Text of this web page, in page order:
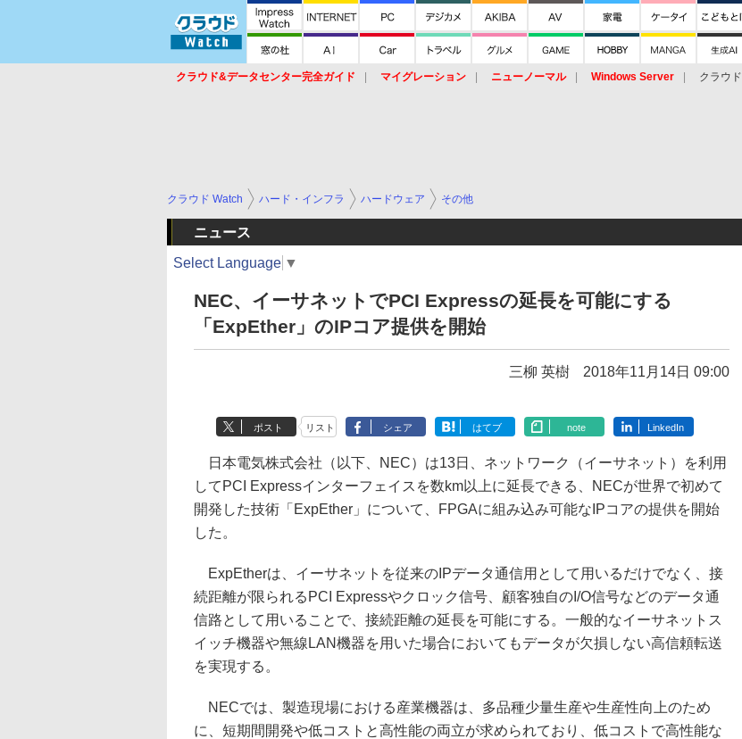
クラウド&データセンター完全ガイド マイグレーション ニューノーマル Windows Server クラウド
クラウド Watch ハード・インフラ ハードウェア その他
ニュース
Select Language ▼
NEC、イーサネットでPCI Expressの延長を可能にする
「ExpEther」のIPコア提供を開始
三柳 英樹 2018年11月14日 09:00
ポスト リスト シェア はてブ note LinkedIn
日本電気株式会社（以下、NEC）は13日、ネットワーク（イーサネット）を利用
してPCI Expressインターフェイスを数km以上に延長できる、NECが世界で初めて
開発した技術「ExpEther」について、FPGAに組み込み可能なIPコアの提供を開始
した。
ExpEtherは、イーサネットを従来のIPデータ通信用として用いるだけでなく、接
続距離が限られるPCI Expressやクロック信号、顧客独自のI/O信号などのデータ通
信路として用いることで、接続距離の延長を可能にする。一般的なイーサネットス
イッチ機器や無線LAN機器を用いた場合においてもデータが欠損しない高信頼転送
を実現する。
NECでは、製造現場における産業機器は、多品種少量生産や生産性向上のため
に、短期間開発や低コストと高性能の両立が求められており、低コストで高性能な